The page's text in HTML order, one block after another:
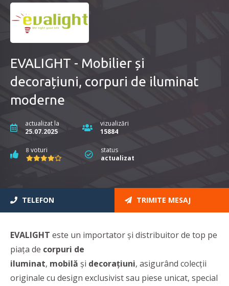
EVALIGHT - Mobilier și
decorațiuni, corpuri de iluminat
moderne
actualizat la
25.07.2025
vizualizări
15884
8 voturi
status
actualizat
TELEFON TRIMITE MESAJ
EVALIGHT este un importator și distribuitor de top pe
piața de corpuri de
iluminat, mobilă și decorațiuni, asigurând colecții
originale cu design exclusivist sau piese unicat, special